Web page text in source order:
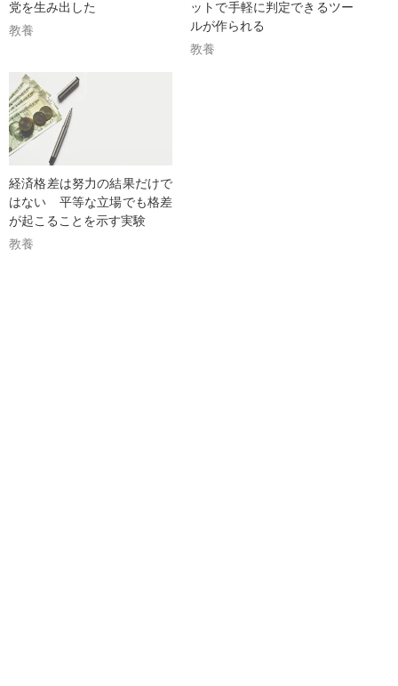
党を生み出した
教養
ットで手軽に判定できるツー
ルが作られる
教養
経済格差は努力の結果だけで
はない 平等な立場でも格差
が起こることを示す実験
教養